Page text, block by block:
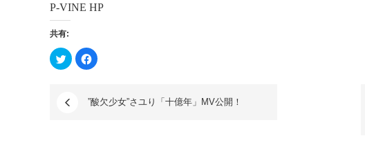
P-VINE HP
共有:
ク
リ
て
Twitter
Facebook
で
る
に
”酸欠少女”さユり「十億年」MV公開！